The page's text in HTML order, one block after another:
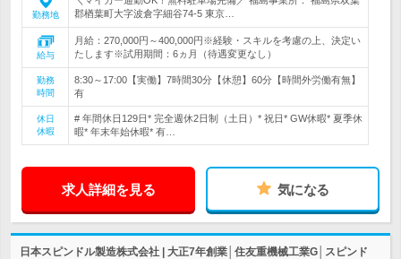
勤務地
郡楢葉町大字波倉字細谷74-5 東京…
給与
月給：270,000円～400,000円※経験・スキルを考慮の上、決定い
たします※試用期間：6ヵ月（待遇変更なし）
勤務
時間
8:30～17:00【実働】7時間30分【休憩】60分【時間外労働有無】
有
休日
休暇
# 年間休日129日* 完全週休2日制（土日）* 祝日* GW休暇* 夏季休
暇* 年末年始休暇* 有…
求人詳細を見る 気になる
日本スピンドル製造株式会社 | 大正7年創業│住友重機械工業G│スピンド